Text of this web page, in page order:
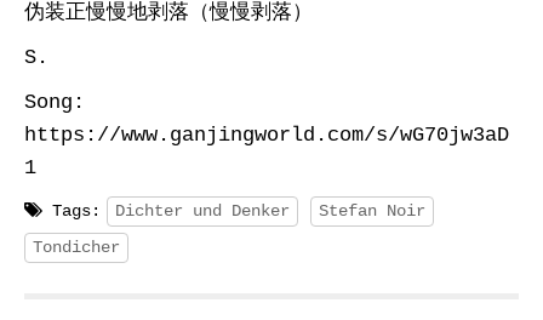
伪装正慢慢地剥落（慢慢剥落）
S.
Song:
https://www.ganjingworld.com/s/wG70jw3aD
1
Tags: Dichter und Denker
Stefan Noir
Tondicher